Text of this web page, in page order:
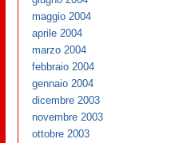
maggio 2004
aprile 2004
marzo 2004
febbraio 2004
gennaio 2004
dicembre 2003
novembre 2003
ottobre 2003